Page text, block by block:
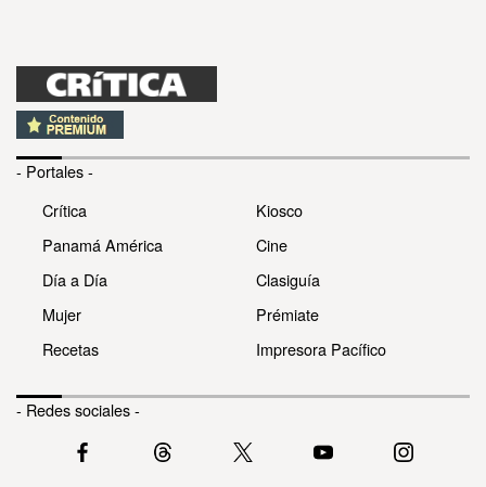
- Portales -
Crítica
Panamá América
Día a Día
Mujer
Recetas
Kiosco
Cine
Clasiguía
Prémiate
Impresora Pacífico
- Redes sociales -